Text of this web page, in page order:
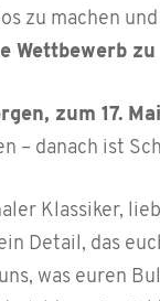
zu machen
Wettbewerb
zum 17. Mai
– danach ist
Klassiker,
Detail, das
was euren